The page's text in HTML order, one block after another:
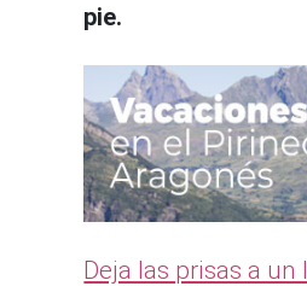
pie.
Deja las prisas a